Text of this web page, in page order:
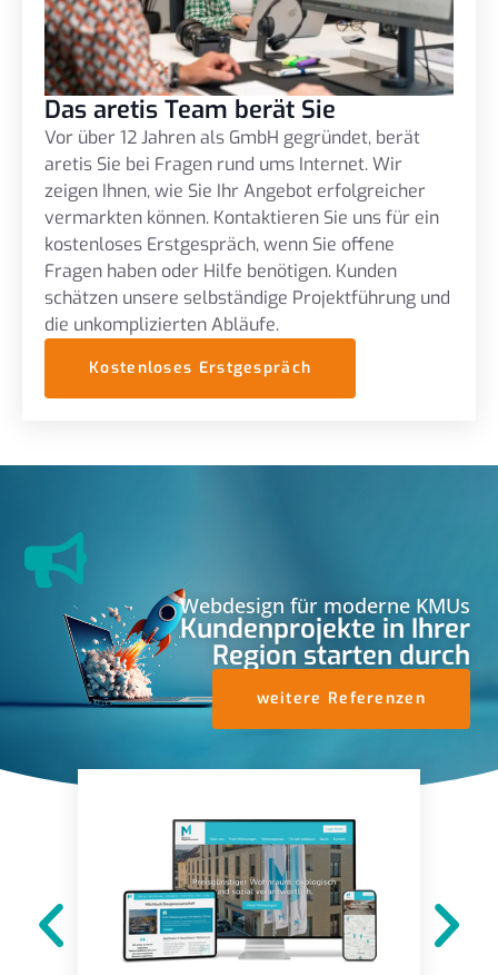
Das aretis Team berät Sie
Vor über 12 Jahren als GmbH gegründet, berät
aretis Sie bei Fragen rund ums Internet. Wir
zeigen Ihnen, wie Sie Ihr Angebot erfolgreicher
vermarkten können. Kontaktieren Sie uns für ein
kostenloses Erstgespräch, wenn Sie offene
Fragen haben oder Hilfe benötigen. Kunden
schätzen unsere selbständige Projektführung und
die unkomplizierten Abläufe.
Kostenloses Erstgespräch
Webdesign für moderne KMUs
Kundenprojekte in Ihrer
Region starten durch
weitere Referenzen